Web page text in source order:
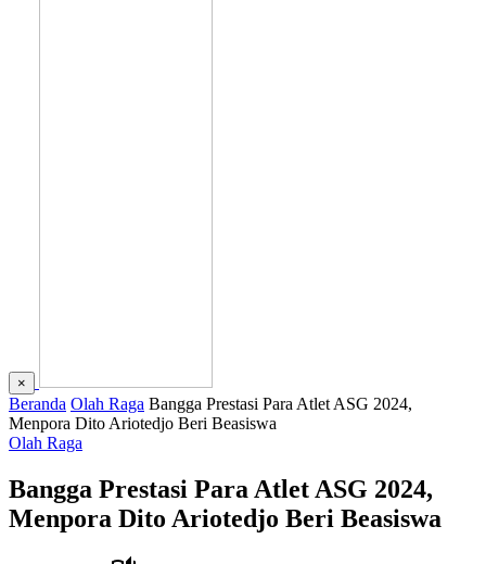
×
Beranda Olah Raga Bangga Prestasi Para Atlet ASG 2024,
Menpora Dito Ariotedjo Beri Beasiswa
Olah Raga
Bangga Prestasi Para Atlet ASG 2024,
Menpora Dito Ariotedjo Beri Beasiswa